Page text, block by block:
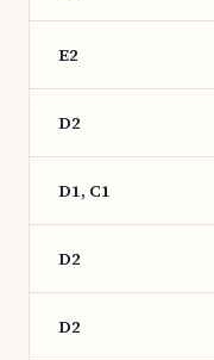
E2
D2
D1, C1
D2
D2